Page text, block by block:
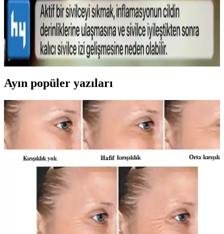
Sivilce Tedavi Yöntemleri: Doğal ve Medikal
Yaklaşımlarla Cilt Bakımı
Sivilce tedavisinde doğal ve medikal yöntemleri, dikkat edilmesi
gerekenleri ve cilt sağlığını koruma yollarını öğrenin.
Ayın popüler yazıları